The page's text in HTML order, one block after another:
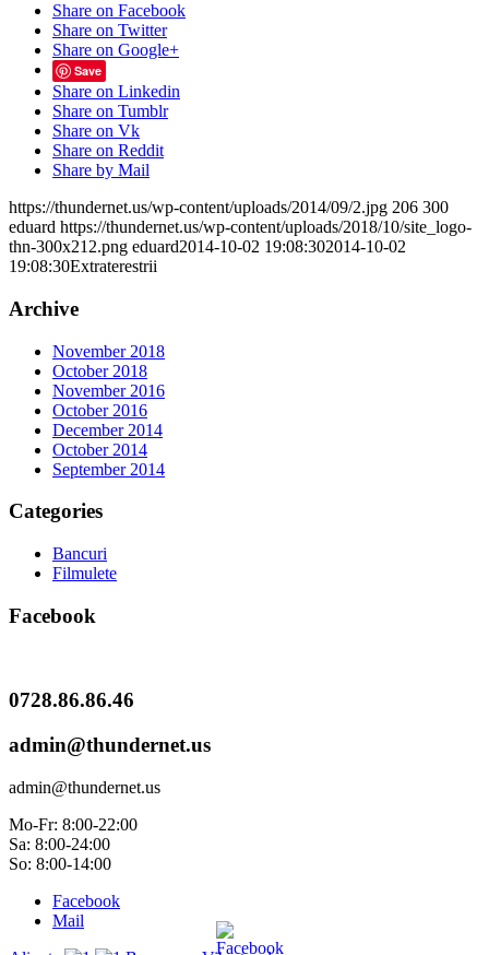
Share on Facebook
Share on Twitter
Share on Google+
Save
Share on Linkedin
Share on Tumblr
Share on Vk
Share on Reddit
Share by Mail
https://thundernet.us/wp-content/uploads/2014/09/2.jpg 206 300
eduard https://thundernet.us/wp-content/uploads/2018/10/site_logo-
thn-300x212.png eduard2014-10-02 19:08:302014-10-02
19:08:30Extraterestrii
Archive
November 2018
October 2018
November 2016
October 2016
December 2014
October 2014
September 2014
Categories
Bancuri
Filmulete
Facebook
0728.86.86.46
admin@thundernet.us
admin@thundernet.us
Mo-Fr: 8:00-22:00
Sa: 8:00-24:00
So: 8:00-14:00
Facebook
Mail